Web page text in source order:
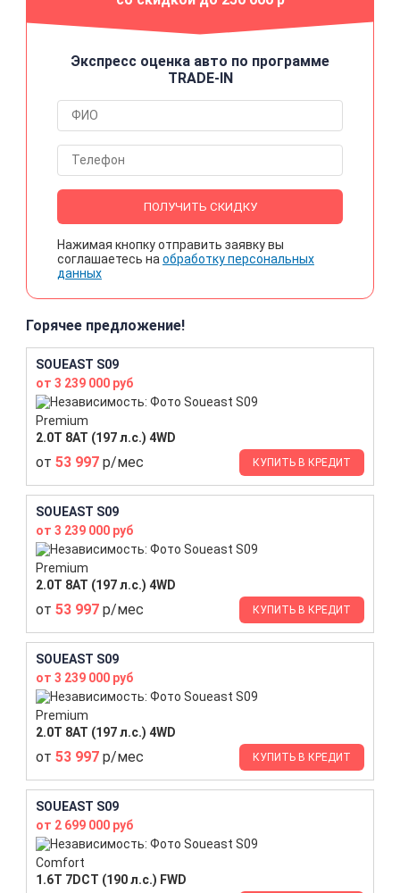
Экспресс оценка авто по программе
TRADE-IN
ПОЛУЧИТЬ СКИДКУ
Нажимая кнопку отправить заявку вы
соглашаетесь на обработку персональных
данных
Горячее предложение!
SOUEAST S09
от 3 239 000 руб
Premium
2.0T 8AT (197 л.с.) 4WD
от 53 997 р/мес КУПИТЬ В КРЕДИТ
SOUEAST S09
от 3 239 000 руб
Premium
2.0T 8AT (197 л.с.) 4WD
от 53 997 р/мес КУПИТЬ В КРЕДИТ
SOUEAST S09
от 3 239 000 руб
Premium
2.0T 8AT (197 л.с.) 4WD
от 53 997 р/мес КУПИТЬ В КРЕДИТ
SOUEAST S09
от 2 699 000 руб
Comfort
1.6T 7DCT (190 л.с.) FWD